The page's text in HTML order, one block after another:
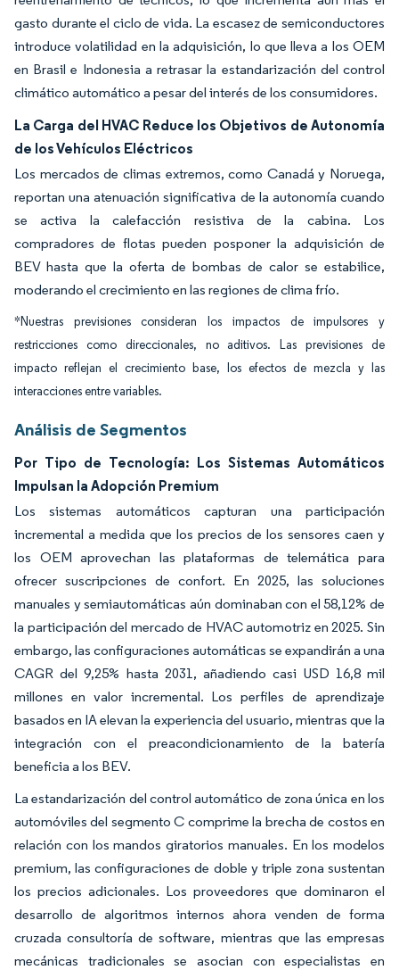
gasto durante el ciclo de vida. La escasez de semiconductores
introduce volatilidad en la adquisición, lo que lleva a los OEM
en Brasil e Indonesia a retrasar la estandarización del control
climático automático a pesar del interés de los consumidores.
La Carga del HVAC Reduce los Objetivos de Autonomía
de los Vehículos Eléctricos
Los mercados de climas extremos, como Canadá y Noruega,
reportan una atenuación significativa de la autonomía cuando
se activa la calefacción resistiva de la cabina. Los
compradores de flotas pueden posponer la adquisición de
BEV hasta que la oferta de bombas de calor se estabilice,
moderando el crecimiento en las regiones de clima frío.
*Nuestras previsiones consideran los impactos de impulsores y
restricciones como direccionales, no aditivos. Las previsiones de
impacto reflejan el crecimiento base, los efectos de mezcla y las
interacciones entre variables.
Análisis de Segmentos
Por Tipo de Tecnología: Los Sistemas Automáticos
Impulsan la Adopción Premium
Los sistemas automáticos capturan una participación
incremental a medida que los precios de los sensores caen y
los OEM aprovechan las plataformas de telemática para
ofrecer suscripciones de confort. En 2025, las soluciones
manuales y semiautomáticas aún dominaban con el 58,12% de
la participación del mercado de HVAC automotriz en 2025. Sin
embargo, las configuraciones automáticas se expandirán a una
CAGR del 9,25% hasta 2031, añadiendo casi USD 16,8 mil
millones en valor incremental. Los perfiles de aprendizaje
basados en IA elevan la experiencia del usuario, mientras que la
integración con el preacondicionamiento de la batería
beneficia a los BEV.
La estandarización del control automático de zona única en los
automóviles del segmento C comprime la brecha de costos en
relación con los mandos giratorios manuales. En los modelos
premium, las configuraciones de doble y triple zona sustentan
los precios adicionales. Los proveedores que dominaron el
desarrollo de algoritmos internos ahora venden de forma
cruzada consultoría de software, mientras que las empresas
mecánicas tradicionales se asocian con especialistas en